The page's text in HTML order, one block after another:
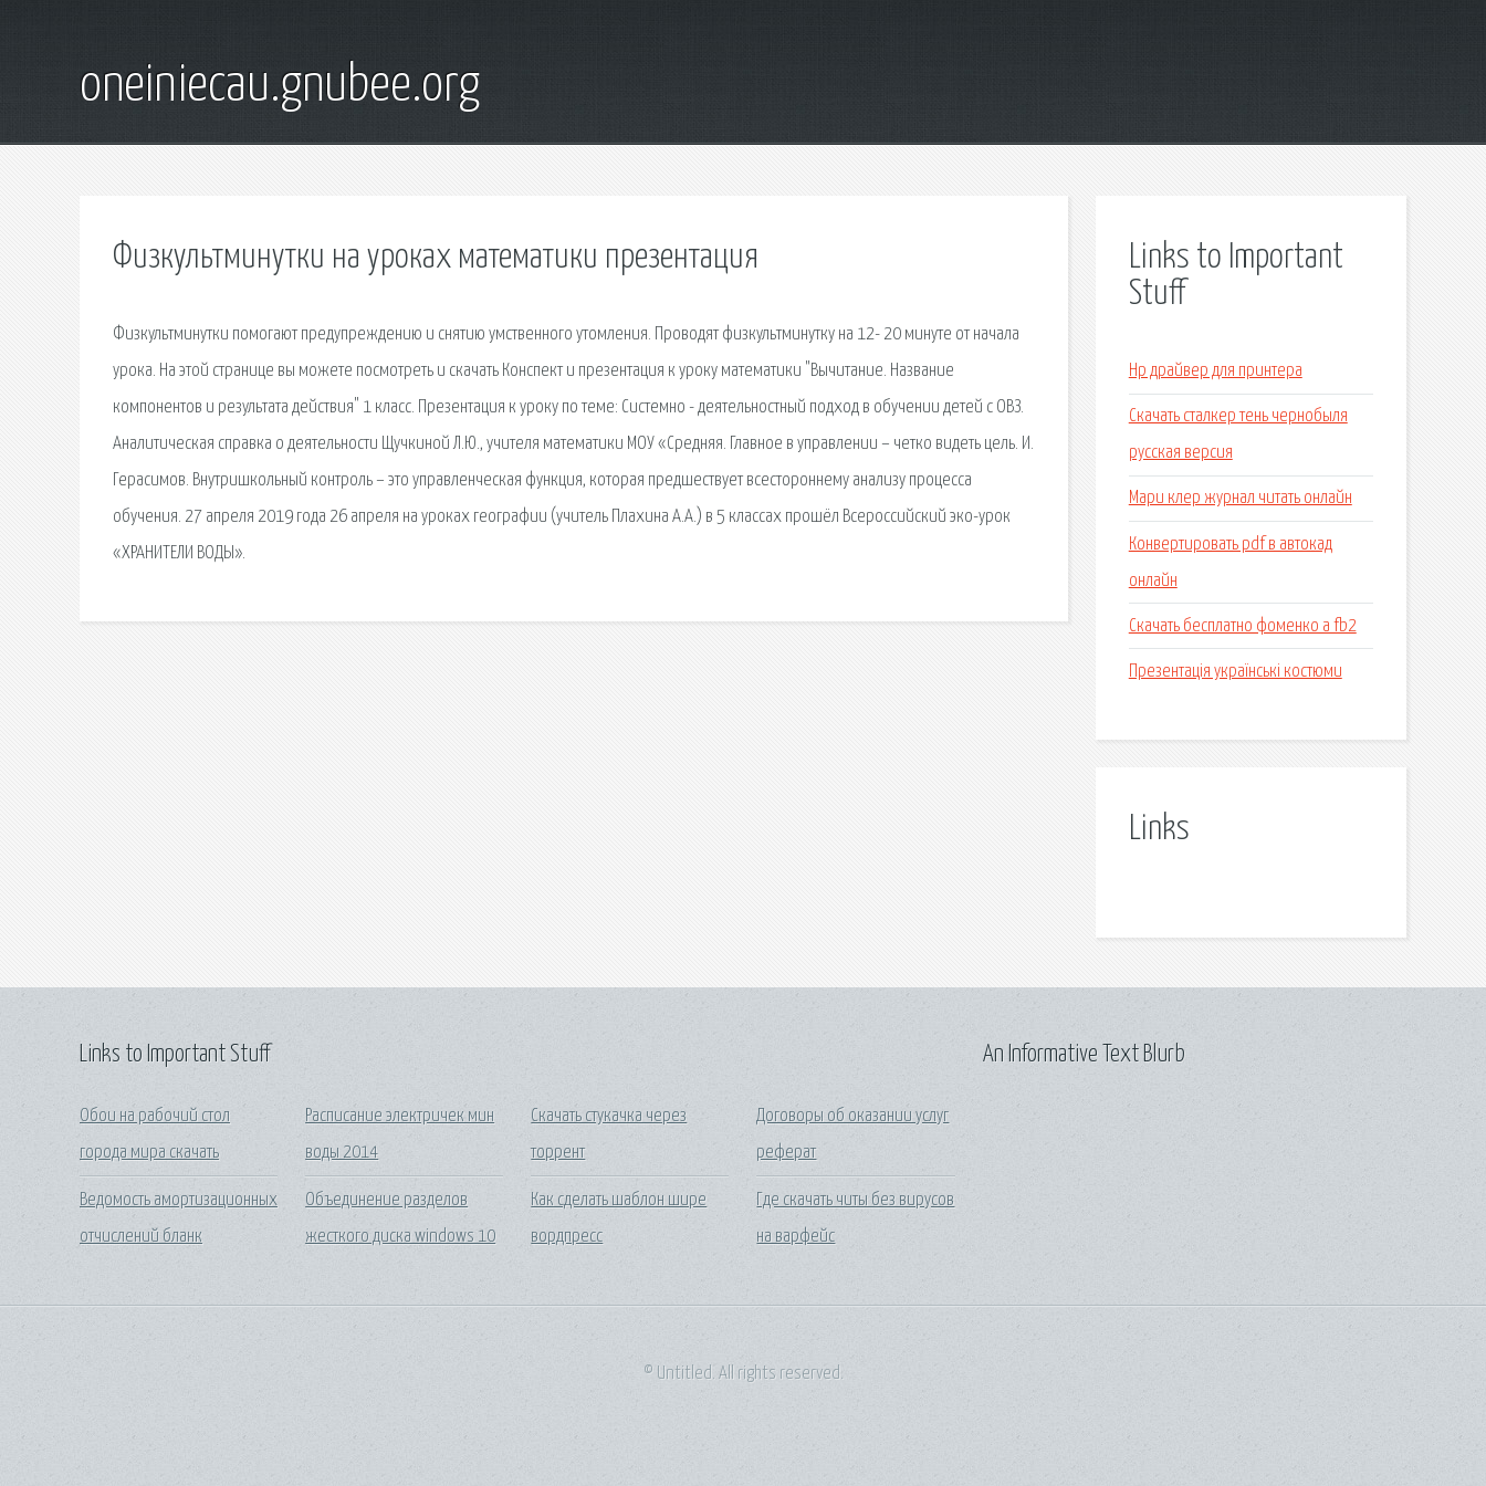
oneiniecau.gnubee.org
Физкультминутки на уроках математики презентация
Физкультминутки помогают предупреждению и снятию умственного утомления. Проводят физкультминутку на 12- 20 минуте от начала
урока. На этой странице вы можете посмотреть и скачать Конспект и презентация к уроку математики "Вычитание. Название
компонентов и результата действия" 1 класс. Презентация к уроку по теме: Системно - деятельностный подход в обучении детей с ОВЗ.
Аналитическая справка о деятельности Щучкиной Л.Ю., учителя математики МОУ «Средняя. Главное в управлении – четко видеть цель. И.
Герасимов. Внутришкольный контроль – это управленческая функция, которая предшествует всестороннему анализу процесса
обучения. 27 апреля 2019 года 26 апреля на уроках географии (учитель Плахина А.А.) в 5 классах прошёл Всероссийский эко-урок
«ХРАНИТЕЛИ ВОДЫ».
Links to Important
Stuff
Hp драйвер для принтера
Скачать сталкер тень чернобыля
русская версия
Мари клер журнал читать онлайн
Конвертировать pdf в автокад
онлайн
Скачать бесплатно фоменко а fb2
Презентація українські костюми
Links
Links to Important Stuff
Обои на рабочий стол
города мира скачать
Ведомость амортизационных
отчислений бланк
Расписание электричек мин
воды 2014
Объединение разделов
жесткого диска windows 10
Скачать стукачка через
торрент
Как сделать шаблон шире
вордпресс
Договоры об оказании услуг
реферат
Где скачать читы без вирусов
на варфейс
An Informative Text Blurb
© Untitled. All rights reserved.